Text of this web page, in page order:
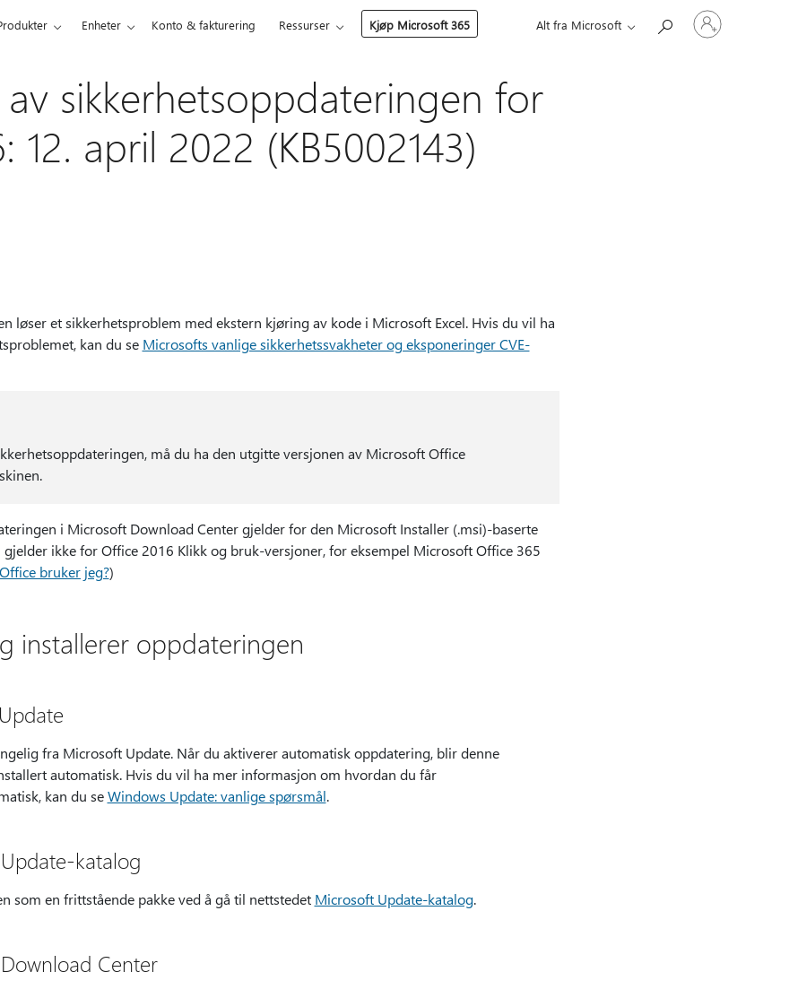
Enheter Konto & fakturering Ressurser Kjøp Microsoft 365 Alt fra Microsoft
Logg
på
kontoen
av sikkerhetsoppdateringen for
12. april 2022 (KB5002143)
løser et sikkerhetsproblem med ekstern kjøring av kode i Microsoft Excel. Hvis du vil ha
kan du se Microsofts vanlige sikkerhetssvakheter og eksponeringer CVE-
må du ha den utgitte versjonen av Microsoft Office
i Microsoft Download Center gjelder for den Microsoft Installer (.msi)-baserte
ikke for Office 2016 Klikk og bruk-versjoner, for eksempel Microsoft Office 365
bruker jeg?)
installerer oppdateringen
fra Microsoft Update. Når du aktiverer automatisk oppdatering, blir denne
automatisk. Hvis du vil ha mer informasjon om hvordan du får
kan du seWindows Update: vanlige spørsmål.
katalog
som en frittstående pakke ved å gå til nettstedet Microsoft Update-katalog.
Center